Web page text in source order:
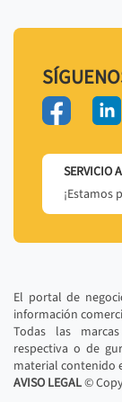
SERVICIO
¡Estamos
El portal de
información
Todas las
respectiva o de
material contenido
AVISO LEGAL©